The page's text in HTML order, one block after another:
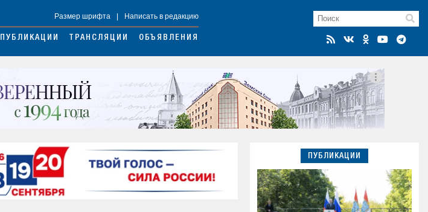
Размер шрифта Написать в редакцию
ПУБЛИКАЦИИ ТРАНСЛЯЦИИ ОБЪЯВЛЕНИЯ
ПУБЛИКАЦИИ